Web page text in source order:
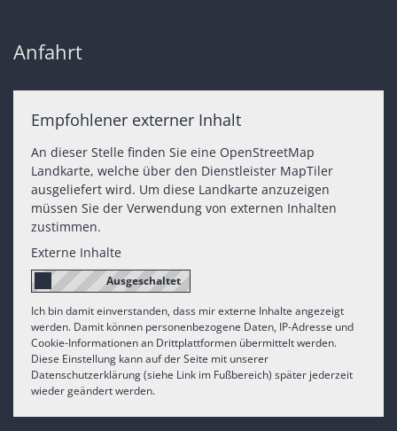
Anfahrt
Empfohlener externer Inhalt
An dieser Stelle finden Sie eine OpenStreetMap
Landkarte, welche über den Dienstleister MapTiler
ausgeliefert wird. Um diese Landkarte anzuzeigen
müssen Sie der Verwendung von externen Inhalten
zustimmen.
Externe Inhalte
Ich bin damit einverstanden, dass mir externe Inhalte angezeigt
werden. Damit können personenbezogene Daten, IP-Adresse und
Cookie-Informationen an Drittplattformen übermittelt werden.
Diese Einstellung kann auf der Seite mit unserer
Datenschutzerklärung (siehe Link im Fußbereich) später jederzeit
wieder geändert werden.